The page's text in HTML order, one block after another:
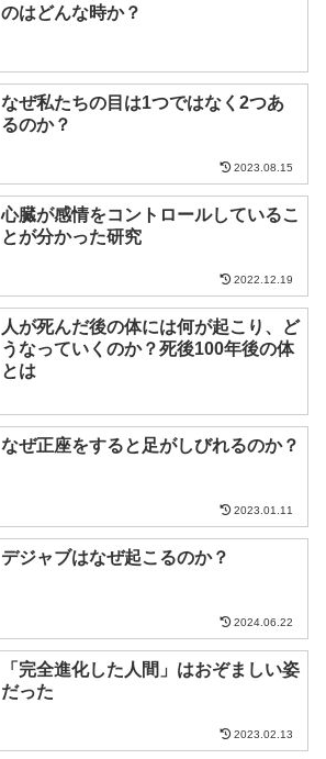
のはどんな時か？
なぜ私たちの目は1つではなく2つあ
るのか？
2023.08.15
心臓が感情をコントロールしているこ
とが分かった研究
2022.12.19
人が死んだ後の体には何が起こり、ど
うなっていくのか？死後100年後の体
とは
なぜ正座をすると足がしびれるのか？
2023.01.11
デジャブはなぜ起こるのか？
2024.06.22
「完全進化した人間」はおぞましい姿
だった
2023.02.13